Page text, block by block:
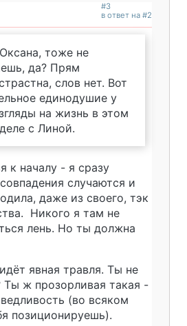
#3
в ответ на #2
тоже не
да? Прям
слов нет. Вот
единодушие у
на жизнь в этом
с Линой.
к началу - я сразу
случаются и
даже из своего, тэк
Никого я там не
лень. Но ты должна
явная травля. Ты не
Ты ж прозорливая такая -
(во всяком
позиционируешь).